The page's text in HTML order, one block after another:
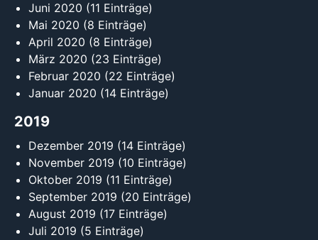
Juni 2020 (11 Einträge)
Mai 2020 (8 Einträge)
April 2020 (8 Einträge)
März 2020 (23 Einträge)
Februar 2020 (22 Einträge)
Januar 2020 (14 Einträge)
2019
Dezember 2019 (14 Einträge)
November 2019 (10 Einträge)
Oktober 2019 (11 Einträge)
September 2019 (20 Einträge)
August 2019 (17 Einträge)
Juli 2019 (5 Einträge)